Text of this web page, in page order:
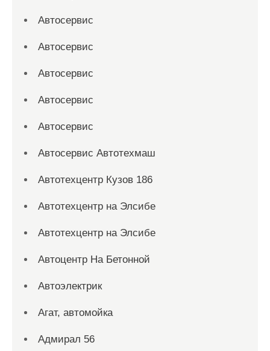
Автосервис
Автосервис
Автосервис
Автосервис
Автосервис
Автосервис Автотехмаш
Автотехцентр Кузов 186
Автотехцентр на Элсибе
Автотехцентр на Элсибе
Автоцентр На Бетонной
Автоэлектрик
Агат, автомойка
Адмирал 56